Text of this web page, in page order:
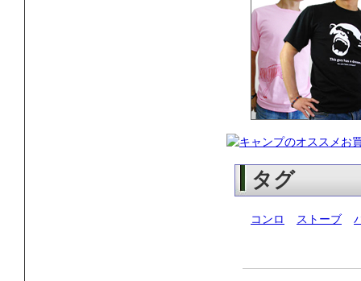
タグ
コンロ ストーブ